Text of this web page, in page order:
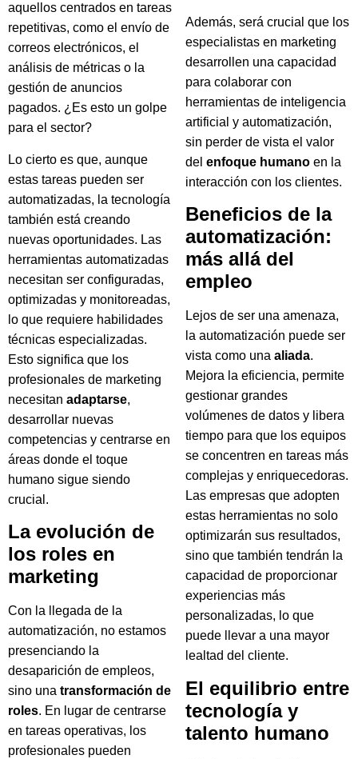
aquellos centrados en tareas
repetitivas, como el envío de
correos electrónicos, el
análisis de métricas o la
gestión de anuncios
pagados. ¿Es esto un golpe
para el sector?
Lo cierto es que, aunque
estas tareas pueden ser
automatizadas, la tecnología
también está creando
nuevas oportunidades. Las
herramientas automatizadas
necesitan ser configuradas,
optimizadas y monitoreadas,
lo que requiere habilidades
técnicas especializadas.
Esto significa que los
profesionales de marketing
necesitan adaptarse,
desarrollar nuevas
competencias y centrarse en
áreas donde el toque
humano sigue siendo
crucial.
La evolución de
los roles en
marketing
Con la llegada de la
automatización, no estamos
presenciando la
desaparición de empleos,
sino una transformación de
roles. En lugar de centrarse
en tareas operativas, los
profesionales pueden
Además, será crucial que los
especialistas en marketing
desarrollen una capacidad
para colaborar con
herramientas de inteligencia
artificial y automatización,
sin perder de vista el valor
del enfoque humano en la
interacción con los clientes.
Beneficios de la
automatización:
más allá del
empleo
Lejos de ser una amenaza,
la automatización puede ser
vista como una aliada.
Mejora la eficiencia, permite
gestionar grandes
volúmenes de datos y libera
tiempo para que los equipos
se concentren en tareas más
complejas y enriquecedoras.
Las empresas que adopten
estas herramientas no solo
optimizarán sus resultados,
sino que también tendrán la
capacidad de proporcionar
experiencias más
personalizadas, lo que
puede llevar a una mayor
lealtad del cliente.
El equilibrio entre
tecnología y
talento humano